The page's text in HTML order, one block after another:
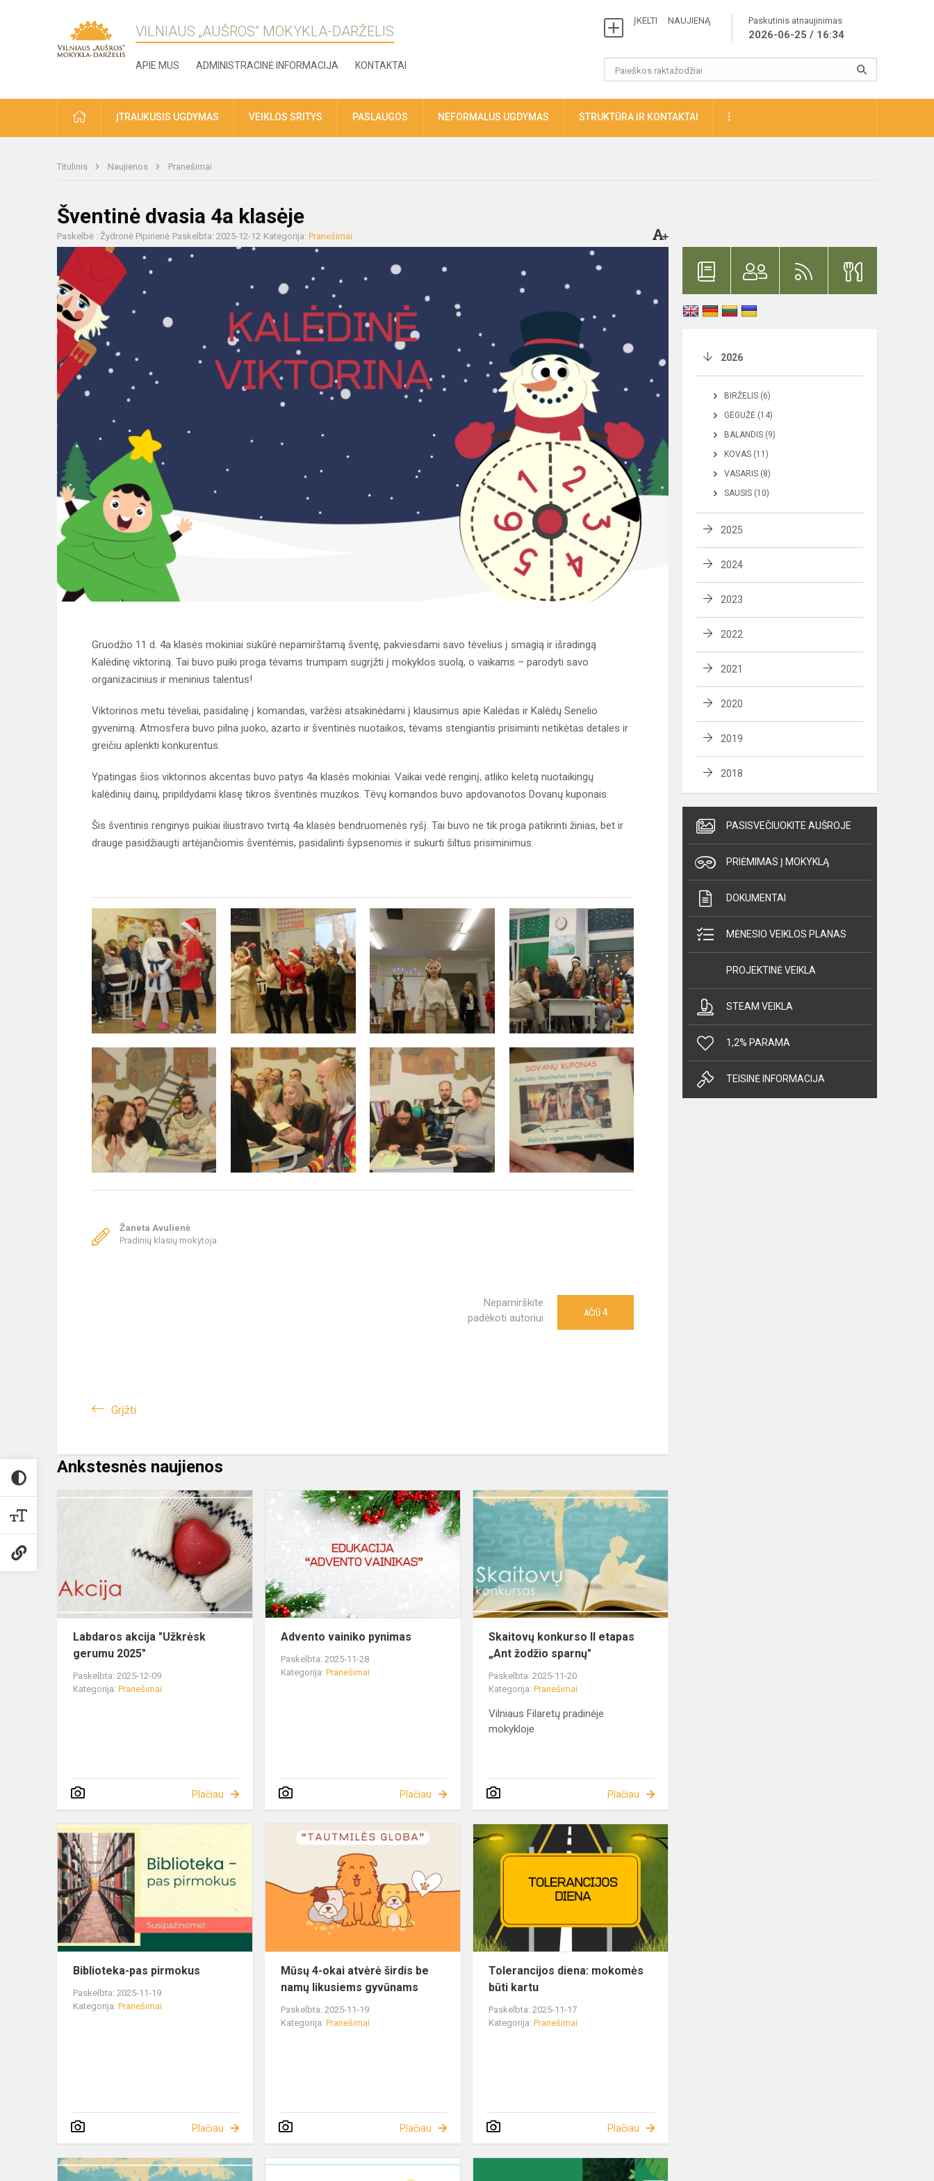
VILNIAUS „AUŠROS” MOKYKLA-DARŽELIS
APIE MUS ADMINISTRACINĖ INFORMACIJA KONTAKTAI
ĮKELTI NAUJIENĄ Paskutinis atnaujinimas
2026-06-25 / 16:34
ĮTRAUKUSIS UGDYMAS VEIKLOS SRITYS PASLAUGOS NEFORMALUS UGDYMAS STRUKTŪRA IR KONTAKTAI
Titulinis Naujienos Pranešimai
Šventinė dvasia 4a klasėje
Paskelbė : Žydronė Pipirienė Paskelbta: 2025-12-12 Kategorija: Pranešimai
Gruodžio 11 d. 4a klasės mokiniai sukūrė nepamirštamą šventę, pakviesdami savo tėvelius į smagią ir išradingą
Kalėdinę viktoriną. Tai buvo puiki proga tėvams trumpam sugrįžti į mokyklos suolą, o vaikams – parodyti savo
organizacinius ir meninius talentus!
Viktorinos metu tėveliai, pasidalinę į komandas, varžėsi atsakinėdami į klausimus apie Kalėdas ir Kalėdų Senelio
gyvenimą. Atmosfera buvo pilna juoko, azarto ir šventinės nuotaikos, tėvams stengiantis prisiminti netikėtas detales ir
greičiu aplenkti konkurentus.
Ypatingas šios viktorinos akcentas buvo patys 4a klasės mokiniai. Vaikai vedė renginį, atliko keletą nuotaikingų
kalėdinių dainų, pripildydami klasę tikros šventinės muzikos. Tėvų komandos buvo apdovanotos Dovanų kuponais.
Šis šventinis renginys puikiai iliustravo tvirtą 4a klasės bendruomenės ryšį. Tai buvo ne tik proga patikrinti žinias, bet ir
drauge pasidžiaugti artėjančiomis šventėmis, pasidalinti šypsenomis ir sukurti šiltus prisiminimus.
Žaneta Avulienė
Pradinių klasių mokytoja
Nepamirškite
padėkoti autoriui
AČIŪ 4
Grįžti
Ankstesnės naujienos
Labdaros akcija "Užkrėsk
gerumu 2025"
Paskelbta: 2025-12-09
Kategorija: Pranešimai
Plačiau
Advento vainiko pynimas
Paskelbta: 2025-11-28
Kategorija:Pranešimai
Plačiau
Skaitovų konkurso II etapas
„Ant žodžio sparnų"
Paskelbta: 2025-11-20
Kategorija:Pranešimai
Vilniaus Filaretų pradinėje
mokykloje
Plačiau
Biblioteka-pas pirmokus
Paskelbta: 2025-11-19
Kategorija: Pranešimai
Plačiau
Mūsų 4-okai atvėrė širdis be
namų likusiems gyvūnams
Paskelbta: 2025-11-19
Kategorija:Pranešimai
Plačiau
Tolerancijos diena: mokomės
būti kartu
Paskelbta: 2025-11-17
Kategorija:Pranešimai
Plačiau
2026
BIRŽELIS (6)
GEGUŽĖ (14)
BALANDIS (9)
KOVAS (11)
VASARIS (8)
SAUSIS (10)
2025
2024
2023
2022
2021
2020
2019
2018
PASISVEČIUOKITE AUŠROJE
PRIĖMIMAS Į MOKYKLĄ
DOKUMENTAI
MĖNESIO VEIKLOS PLANAS
PROJEKTINĖ VEIKLA
STEAM VEIKLA
1,2% PARAMA
TEISINĖ INFORMACIJA